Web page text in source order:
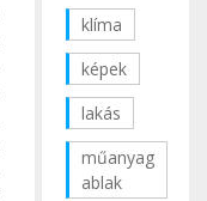
klíma
képek
lakás
műanyag
ablak